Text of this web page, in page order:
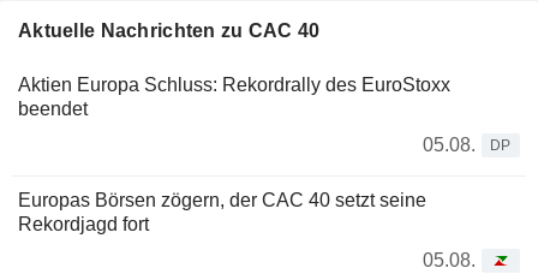
Aktuelle Nachrichten zu CAC 40
Aktien Europa Schluss: Rekordrally des EuroStoxx
beendet
05.08.
DP
Europas Börsen zögern, der CAC 40 setzt seine
Rekordjagd fort
05.08.